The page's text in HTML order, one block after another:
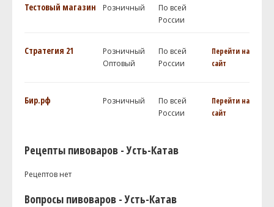
Тестовый магазин Розничный
По всей
России
Стратегия 21
Розничный
Оптовый
По всей
России
Перейти на
сайт
Бир.рф Розничный
По всей
России
Перейти на
сайт
Рецепты пивоваров - Усть-Катав
Рецептов нет
Вопросы пивоваров - Усть-Катав